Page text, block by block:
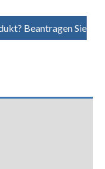
Beantragen Sie